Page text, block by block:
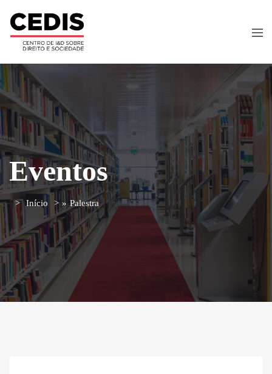
Eventos
Início » Palestra